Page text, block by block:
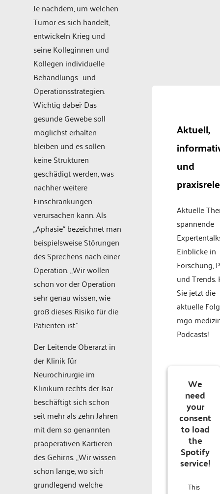
Je nachdem, um welchen
Tumor es sich handelt,
entwickeln Krieg und
seine Kolleginnen und
Kollegen individuelle
Behandlungs- und
Operationsstrategien.
Wichtig dabei: Das
gesunde Gewebe soll
möglichst erhalten
bleiben und es sollen
keine Strukturen
geschädigt werden, was
nachher weitere
Einschränkungen
verursachen kann. Als
„Aphasie“ bezeichnet man
beispielsweise Störungen
des Sprechens nach einer
Operation. „Wir wollen
schon vor der Operation
sehr genau wissen, wie
groß dieses Risiko für die
Patienten ist.“
Der Leitende Oberarzt in
der Klinik für
Neurochirurgie im
Klinikum rechts der Isar
beschäftigt sich schon
seit mehr als zehn Jahren
mit dem so genannten
präoperativen Kartieren
des Gehirns. „Wir wissen
schon lange, wo sich
grundlegend welche
Aktuell,
und
Aktuelle
spannende
Einblicke in
Forschung,
und Trends.
Sie jetzt die
aktuelle
mgo
Podcasts!
We
need
your
consent
to load
the
Spotify
service!
This